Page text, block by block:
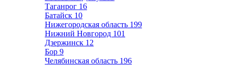
Таганрог 16
Батайск 10
Нижегородская область 199
Нижний Новгород 101
Дзержинск 12
Бор 9
Челябинская область 196